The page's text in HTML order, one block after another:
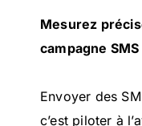
Mesurez
campagne
Envoyer des
c’est piloter à